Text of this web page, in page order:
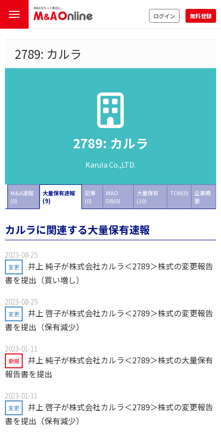
ログイン 無料登録
2789: カルラ
2789: カルラ
Karula Co.,LTD.
M&A速報
(0)
大量保有速報
(9)
記事
(0)
MAO
DB(0)
大量保有
(10)
TOB(0)
企業概
要
カルラに関連する大量保有速報
2023-08-25
変更
井上 純子が株式会社カルラ＜2789＞株式の変更報告
書を提出（買い増し）
2023-08-25
変更
井上 啓子が株式会社カルラ＜2789＞株式の変更報告
書を提出（保有減少）
2023-01-11
新規
井上 純子が株式会社カルラ＜2789＞株式の大量保有
報告書を提出
2023-01-11
変更
井上 啓子が株式会社カルラ＜2789＞株式の変更報告
書を提出（保有減少）